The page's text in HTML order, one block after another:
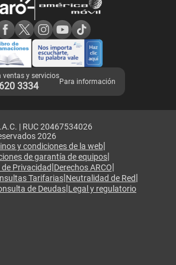
6S y SE
de Tienda Claro
ventas y servicios
3334 Para información
| RUC 20467534026
2026
y condiciones de la web|
de garantía de equipos|
Privacidad|Derechos ARCO|
Tarifarias|Neutralidad de Red|
de Deudas|Legal y regulatorio